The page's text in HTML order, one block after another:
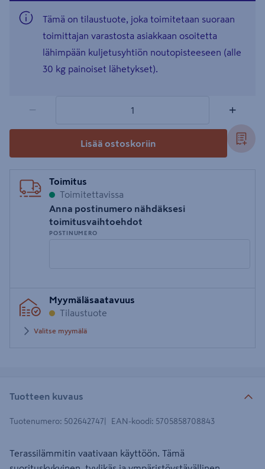
Tämä on tilaustuote, joka toimitetaan suoraan
toimittajan varastosta asiakkaan osoitetta
lähimpään kuljetusyhtiön noutopisteeseen (alle
30 kg painoiset lähetykset).
− +
Lisää ostoskoriin
Toimitus
Toimitettavissa
Anna postinumero nähdäksesi
toimitusvaihtoehdot
POSTINUMERO
postinumero
Myymäläsaatavuus
Tilaustuote
Valitse myymälä
Tuotteen kuvaus
Tuotenumero: 502642747 EAN-koodi: 5705858708843
Terassilämmitin vaativaan käyttöön. Tämä